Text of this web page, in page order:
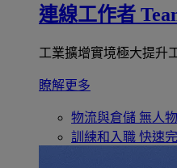
連線工作者
工業擴增實境極大提升
瞭解更多
物流與倉儲 無人
訓練和入職 快速